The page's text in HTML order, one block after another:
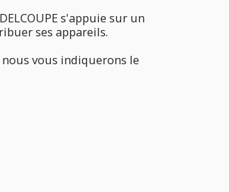
s'appuie sur un
ses appareils.
vous indiquerons le